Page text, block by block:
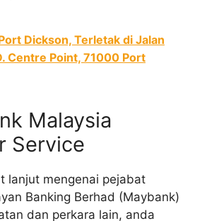
Dickson, Terletak di Jalan
Centre Point, 71000 Port
Malaysia
Service
lanjut mengenai pejabat
Banking Berhad (Maybank)
dan perkara lain, anda